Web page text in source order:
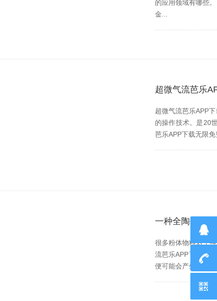
的应用领域有哪些
金...
超微气流芭乐
超微气流芭乐APP下
的操作技术。是
芭乐APP下载无限免费
一种全陶瓷无
很多粉体物料对于纯度
流芭乐APP下载无限
便可能会产生被污染